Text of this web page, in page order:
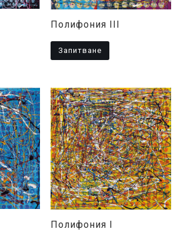
Полифония III
Запитване
Полифония I